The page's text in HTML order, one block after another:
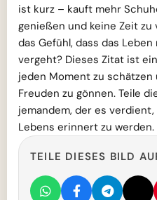
ist kurz – kauft mehr
genießen und keine Zeit
das Gefühl, dass das
vergeht? Dieses Zitat ist
jeden Moment zu
Freuden zu gönnen. Teile
jemandem, der es
Lebens erinnert zu werden.
TEILE DIESES BILD